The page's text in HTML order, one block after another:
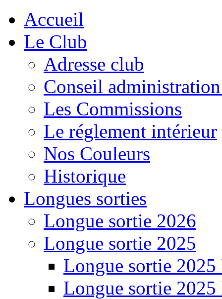
Accueil
Le Club
Adresse club
Conseil
Les Commissions
Le réglement intérieur
Nos Couleurs
Historique
Longues sorties
Longue sortie 2026
Longue sortie 2025
Longue sortie 2025
Longue sortie 2025